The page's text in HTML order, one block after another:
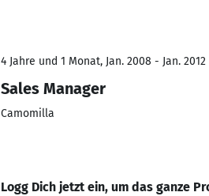
4 Jahre und 1 Monat, Jan. 2008 - Jan. 2012
Sales Manager
Camomilla
Logg Dich jetzt ein, um das ganze